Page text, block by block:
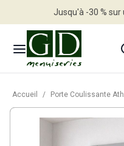
Jusqu'à -30 %
Accueil / Porte Coulissante